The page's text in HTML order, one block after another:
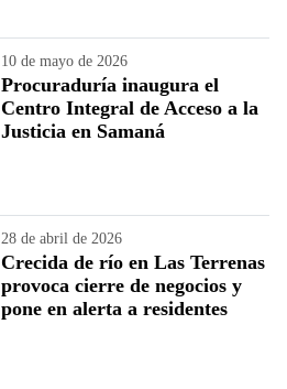
10 de mayo de 2026
Procuraduría inaugura el
Centro Integral de Acceso a la
Justicia en Samaná
28 de abril de 2026
Crecida de río en Las Terrenas
provoca cierre de negocios y
pone en alerta a residentes